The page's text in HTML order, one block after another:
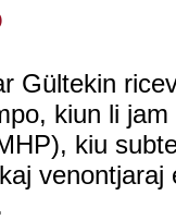
Gültekin
kiun li
kiu